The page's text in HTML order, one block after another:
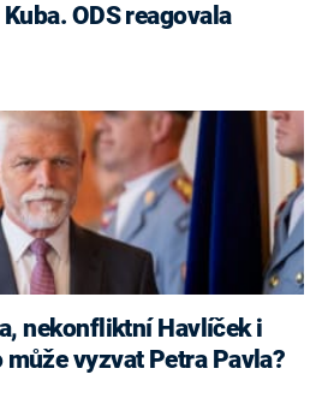
ODS reagovala
vyzvat Petra Pavla?